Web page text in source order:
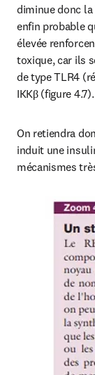
diminue donc
enfin probable
élevée
toxique, car ils
de type TLR4
IKKβ (figure 4.7).
On retiendra
induit une
mécanismes